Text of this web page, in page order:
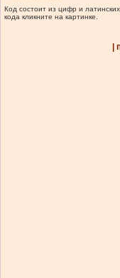
Код состоит из цифр и
кода кликните на картинке.
|